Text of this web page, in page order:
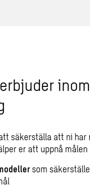
inom
säkerställa att ni har
er att uppnå målen
som